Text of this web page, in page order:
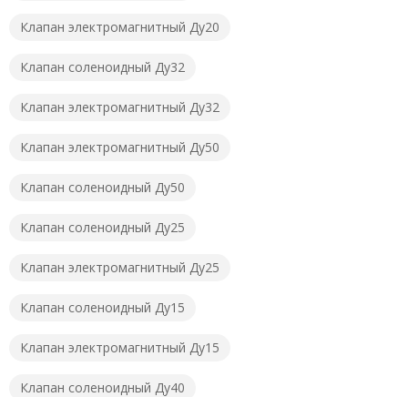
Клапан электромагнитный Ду20
Клапан соленоидный Ду32
Клапан электромагнитный Ду32
Клапан электромагнитный Ду50
Клапан соленоидный Ду50
Клапан соленоидный Ду25
Клапан электромагнитный Ду25
Клапан соленоидный Ду15
Клапан электромагнитный Ду15
Клапан соленоидный Ду40